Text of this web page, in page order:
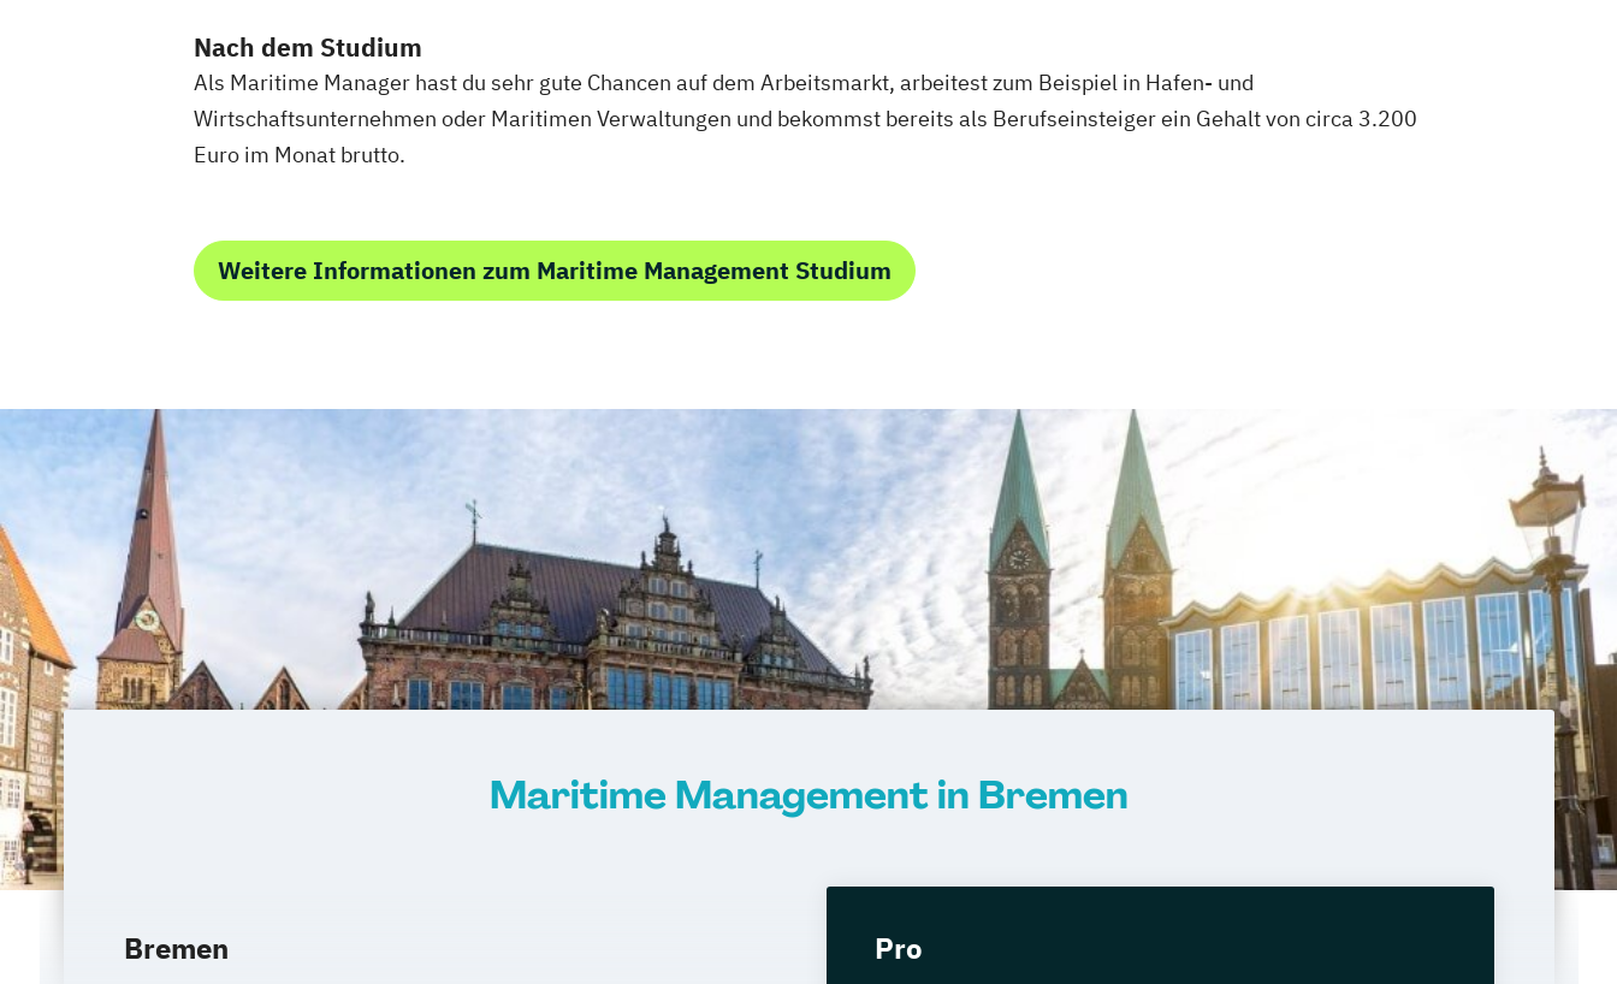
Nach dem Studium
Als Maritime Manager hast du sehr gute Chancen auf dem Arbeitsmarkt, arbeitest zum Beispiel in Hafen- und
Wirtschaftsunternehmen oder Maritimen Verwaltungen und bekommst bereits als Berufseinsteiger ein Gehalt von circa 3.200
Euro im Monat brutto.
Weitere Informationen zum Maritime Management Studium
Maritime Management in Bremen
Bremen Pro